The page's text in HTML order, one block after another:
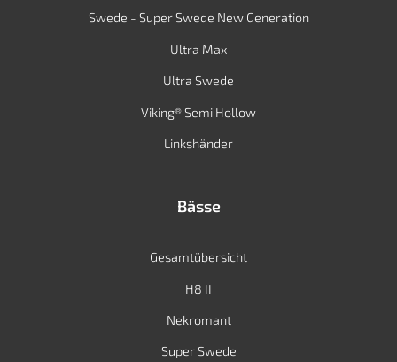
Swede - Super Swede New Generation
Ultra Max
Ultra Swede
Viking® Semi Hollow
Linkshänder
Bässe
Gesamtübersicht
H8 II
Nekromant
Super Swede